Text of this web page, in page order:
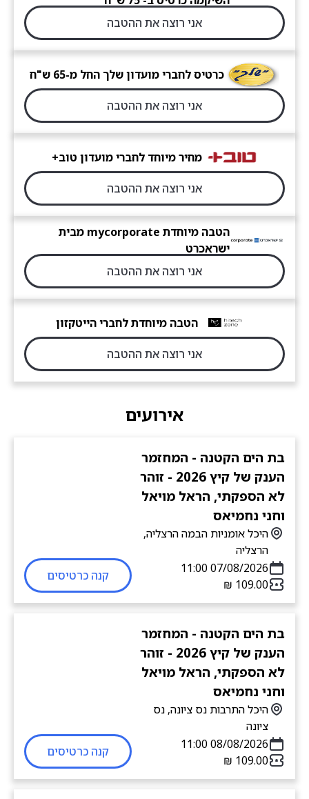
אני רוצה את ההטבה
כרטיס לחברי מועדון שלך החל מ-65 ש"ח
אני רוצה את ההטבה
מחיר מיוחד לחברי מועדון טוב+
אני רוצה את ההטבה
הטבה מיוחדת mycorporate מבית
ישראכרט
אני רוצה את ההטבה
הטבה מיוחדת לחברי הייטקזון
אני רוצה את ההטבה
אירועים
בת הים הקטנה - המחזמר
הענק של קיץ 2026 - זוהר
לא הספקתי, הראל מויאל
וחני נחמיאס
היכל אומניות הבמה הרצליה,
הרצליה
07/08/2026 11:00
קנה כרטיסים
בת הים הקטנה - המחזמר
הענק של קיץ 2026 - זוהר
לא הספקתי, הראל מויאל
וחני נחמיאס
היכל התרבות נס ציונה, נס
ציונה
08/08/2026 11:00
קנה כרטיסים